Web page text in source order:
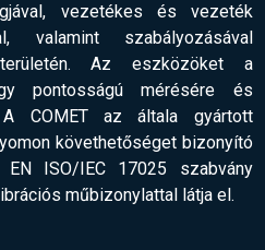
vezetékes és vezeték
valamint szabályozásával
Az eszközöket a
pontosságú mérésére és
COMET az általa gyártott
követhetőséget bizonyító
ISO/IEC 17025 szabvány
műbizonylattal látja el.